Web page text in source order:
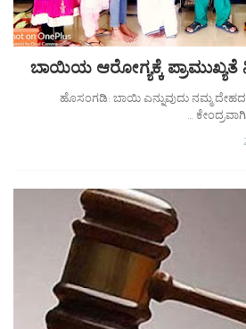
ಬಾಯಿಯ ಆರೋಗ್ಯಕ್ಕೆ ಪ್ರಾಮುಖ್ಯತೆ
ಹೊಸಂಗಡಿ: ಬಾಯಿ ಎನ್ನುವುದು ನಮ್ಮ